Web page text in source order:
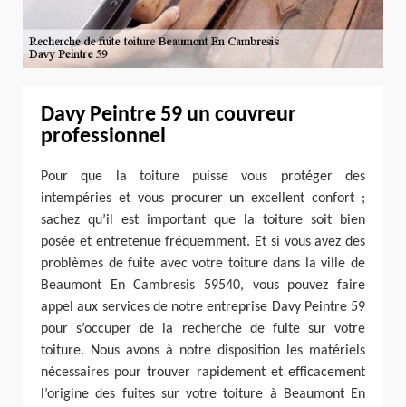
Davy Peintre 59 un couvreur
professionnel
Pour que la toiture puisse vous protéger des
intempéries et vous procurer un excellent confort ;
sachez qu’il est important que la toiture soit bien
posée et entretenue fréquemment. Et si vous avez des
problèmes de fuite avec votre toiture dans la ville de
Beaumont En Cambresis 59540, vous pouvez faire
appel aux services de notre entreprise Davy Peintre 59
pour s’occuper de la recherche de fuite sur votre
toiture. Nous avons à notre disposition les matériels
nécessaires pour trouver rapidement et efficacement
l’origine des fuites sur votre toiture à Beaumont En